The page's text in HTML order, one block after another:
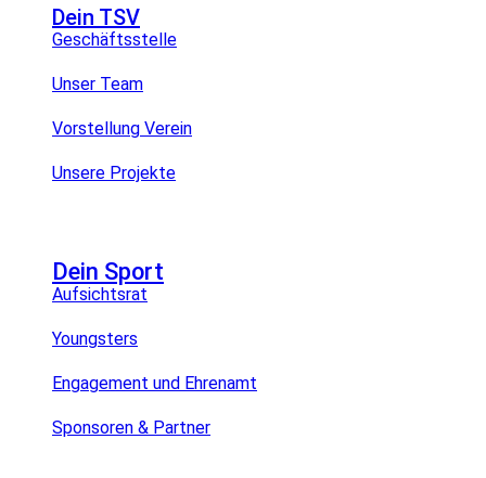
Dein TSV
Geschäftsstelle
Unser Team
Vorstellung Verein
Unsere Projekte
Dein Sport
Aufsichtsrat
Youngsters
Engagement und Ehrenamt
Sponsoren & Partner